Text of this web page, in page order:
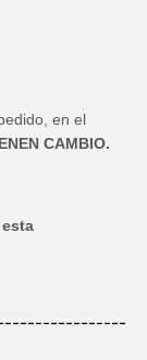
en el
CAMBIO.